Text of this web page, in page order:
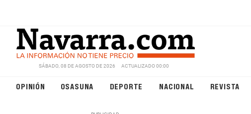
SÁBADO, 08 DE AGOSTO DE 2026 ACTUALIZADO 00:00
OPINIÓN OSASUNA DEPORTE NACIONAL REVISTA